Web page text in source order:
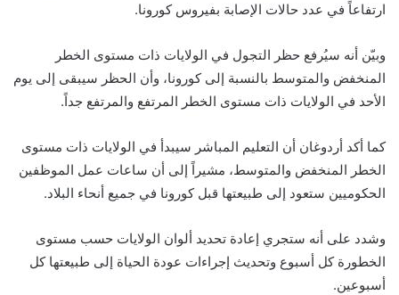
ارتفاعاً في عدد حالات الإصابة بفيروس كورونا.
وبيّن أنه سيُرفع حظر التجول في الولايات ذات مستوى الخطر
المنخفض والمتوسط بالنسبة إلى كورونا، وأن الحظر سيبقى إلى يوم
الأحد في الولايات ذات مستوى الخطر المرتفع والمرتفع جداً.
كما أكد أردوغان أن التعليم المباشر سيبدأ في الولايات ذات مستوى
الخطر المنخفض والمتوسط، مشيراً إلى أن ساعات عمل الموظفين
الحكوميين ستعود إلى طبيعتها قبل كورونا في جميع أنحاء البلاد.
وشدد على أنه ستجري إعادة تحديد ألوان الولايات حسب مستوى
الخطورة كل أسبوع وتحديث إجراءات عودة الحياة إلى طبيعتها كل
أسبوعين.